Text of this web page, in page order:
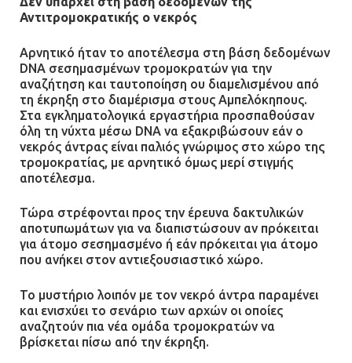
Αντιτρομοκρατικής ο νεκρός
Αρνητικό ήταν το αποτέλεσμα στη βάση δεδομένων
DNA σεσημασμένων τρομοκρατών για την
αναζήτηση και ταυτοποίηση ου διαμελισμένου από
τη έκρηξη στο διαμέρισμα στους Αμπελόκηπους.
Στα εγκληματολογικά εργαστήρια προσπαθούσαν
όλη τη νύχτα μέσω DNA να εξακριβώσουν εάν ο
νεκρός άντρας είναι παλιός γνώριμος στο χώρο της
τρομοκρατίας, με αρνητικό όμως μερί στιγμής
αποτέλεσμα.
Τώρα στρέφονται προς την έρευνα δακτυλικών
αποτυπωμάτων για να διαπιστώσουν αν πρόκειται
για άτομο σεσημασμένο ή εάν πρόκειται για άτομο
που ανήκει στον αντιεξουσιαστικό χώρο.
Το μυστήριο λοιπόν με τον νεκρό άντρα παραμένει
και ενισχύει το σενάριο των αρχών οι οποίες
αναζητούν πια νέα ομάδα τρομοκρατών να
βρίσκεται πίσω από την έκρηξη.